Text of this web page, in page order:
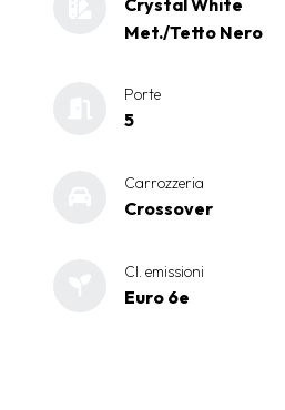
Crystal White
Met./Tetto Nero
Porte
5
Carrozzeria
Crossover
Cl. emissioni
Euro 6e